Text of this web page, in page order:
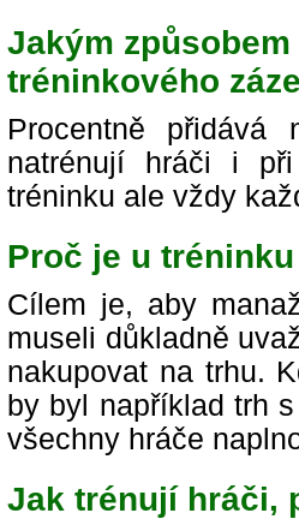
Jakým
tréninkového
Procentně
natrénují hráči i
tréninku ale vždy
Proč je u
Cílem je, aby
museli důkladně
nakupovat na trhu.
by byl například trh
všechny hráče
Jak trénují hráči,